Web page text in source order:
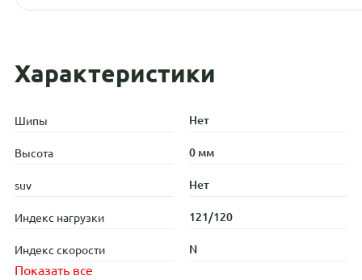
Характеристики
Шипы Нет
Высота 0 мм
suv Нет
Индекс нагрузки 121/120
Индекс скорости N
Показать все